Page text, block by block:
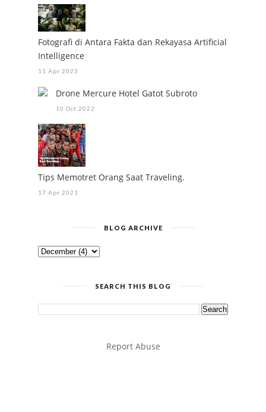
Fotografi di Antara Fakta dan Rekayasa Artificial
Intelligence
11 Apr 2023
Drone Mercure Hotel Gatot Subroto
10 Oct 2022
Tips Memotret Orang Saat Traveling.
17 Apr 2021
BLOG ARCHIVE
SEARCH THIS BLOG
Report Abuse